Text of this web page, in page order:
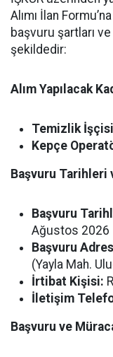
Alımı İlan
başvuru şartları
şekildedir:
Alım Yapılacak
Temizlik
Kepçe
Başvuru Tarihleri
Başvuru
Ağustos 2026
Başvuru
(Yayla Mah.
İrtibat Kişisi:
İletişim
Başvuru ve